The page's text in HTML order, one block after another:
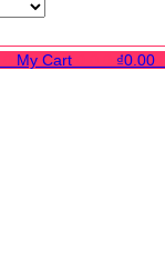
My Cart ₫0.00